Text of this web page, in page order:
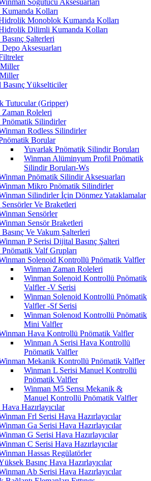
Soğutucu Aksesuarları
Kolları
Monoblok Kumanda Kolları
Dilimli Kumanda Kolları
Şalterleri
Aksesuarları
Basınç Yükselticiler
Tutucular (Gripper)
Roleleri
Pnömatik Silindirler
Rodless Silindirler
Borular
Yuvarlak Pnömatik Silindir Boruları
Winman Alüminyum Profil Pnömatik
Silindir Boruları-Ws
Pnömatik Silindir Aksesuarları
Mikro Pnömatik Silindirler
Silindirler İçin Dönmez Yataklamalar
Ve Braketleri
Sensörler
Sensör Braketleri
Ve Vakum Şalterleri
P Serisi Dijital Basınç Şalteri
Valf Grupları
Solenoid Kontrollü Pnömatik Valfler
Winman Zaman Roleleri
Winman Solenoid Kontrollü Pnömatik
Valfler -V Serisi
Winman Solenoid Kontrollü Pnömatik
Valfler -Sf Serisi
Winman Solenoıd Kontrollü Pnömatik
Mini Valfler
Hava Kontrollü Pnömatik Valfler
Winman A Serisi Hava Kontrollü
Pnömatik Valfler
Mekanik Kontrollü Pnömatik Valfler
Winman L Serisi Manuel Kontrollü
Pnömatik Valfler
Winman M5 Serısı Mekanik &
Manuel Kontrollü Pnömatik Valfler
Hazırlayıcılar
Frl Serisi Hava Hazırlayıcılar
Ga Serisi Hava Hazırlayıcılar
G Serisi Hava Hazırlayıcılar
C Serisi Hava Hazırlayıcılar
Hassas Regülatörler
Basınç Hava Hazırlayıcılar
Ab Serisi Hava Hazırlayıcılar